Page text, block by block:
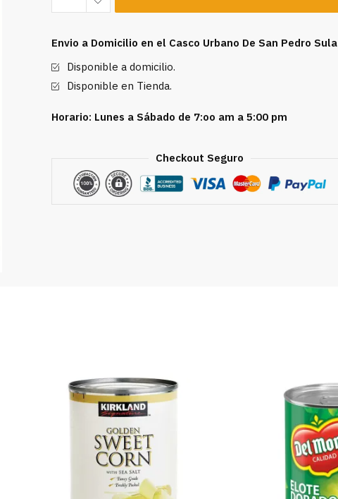
Guayaba
21
oz
cantidad
Envio a Domicilio en el Casco Urbano De San Pedro Sula
Disponible a domicilio.
Disponible en Tienda.
Horario: Lunes a Sábado de 7:oo am a 5:00 pm
Checkout Seguro